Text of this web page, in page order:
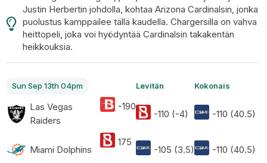
Justin Herbertin johdolla, kohtaa Arizona Cardinalsin, jonka
puolustus kamppailee tällä kaudella. Chargersilla on vahva
heittopeli, joka voi hyödyntää Cardinalsin takakentän
heikkouksia.
Sun Sep 13th 04pm
Las Vegas
Raiders
Miami Dolphins
-190
175
Levitän
-110 (-4)
-105 (3.5)
Kokonais
-110 (40.5)
-110 (40.5)